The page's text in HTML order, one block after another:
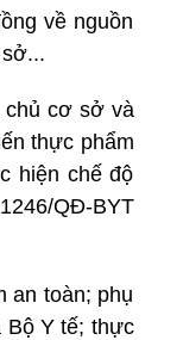
về nguồn
chủ cơ sở và
thực phẩm
hiện chế độ
QĐ-BYT
an toàn; phụ
Bộ Y tế; thực